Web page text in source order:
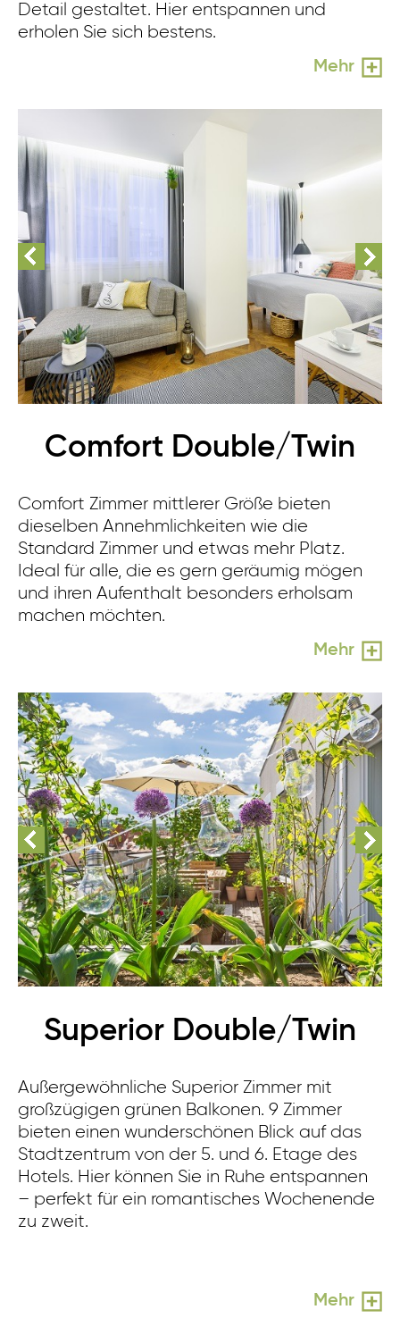
Detail gestaltet. Hier entspannen und
erholen Sie sich bestens.
Mehr
Comfort Double/Twin
Comfort Zimmer mittlerer Größe bieten
dieselben Annehmlichkeiten wie die
Standard Zimmer und etwas mehr Platz.
Ideal für alle, die es gern geräumig mögen
und ihren Aufenthalt besonders erholsam
machen möchten.
Mehr
Superior Double/Twin
Außergewöhnliche Superior Zimmer mit
großzügigen grünen Balkonen. 9 Zimmer
bieten einen wunderschönen Blick auf das
Stadtzentrum von der 5. und 6. Etage des
Hotels. Hier können Sie in Ruhe entspannen
– perfekt für ein romantisches Wochenende
zu zweit.
Mehr